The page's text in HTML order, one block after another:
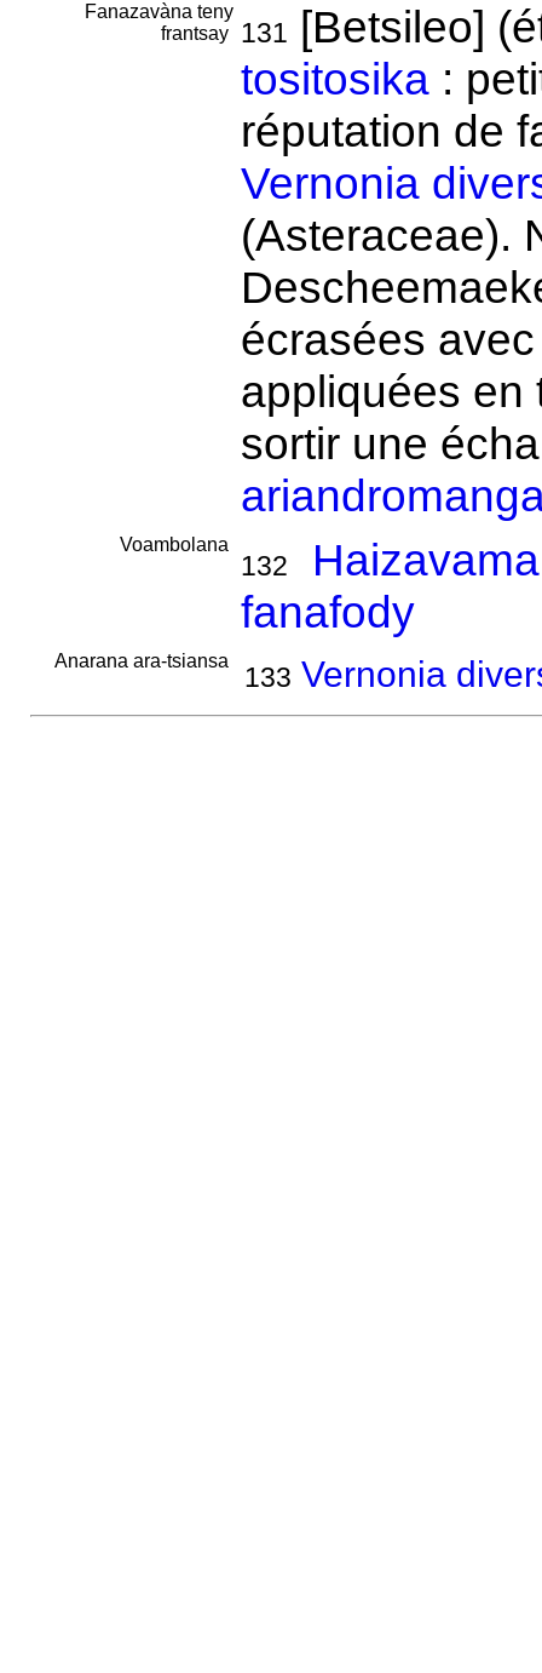
Fanazavàna teny
frantsay
131 [Betsileo]
tositosika:
réputation de
Vernonia
(Asteraceae).
écrasées
appliquées en
sortir une
Voambolana
132
fanafody
Anarana ara-tsiansa
133 Vernonia